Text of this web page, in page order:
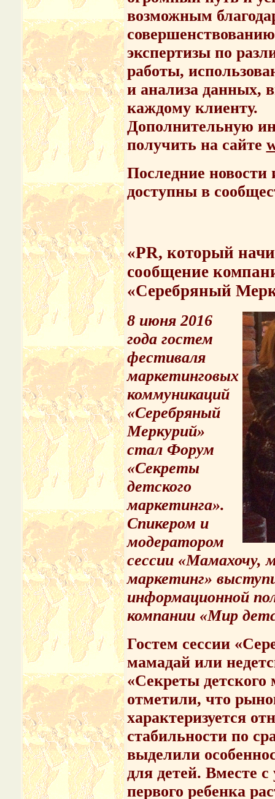
возможным
экспертизы по
работы,
и анализа данных,
каждому клиенту.
Дополнительную
получить на сайте
Последние
доступны в
«PR, который
сообщение
«Серебряный
8 июня 2016
года гостем
фестиваля
маркетинговых
коммуникаций
«Серебряный
Меркурий»
стал Форум
«Секреты
детского
маркетинга».
Спикером и
модератором
сессии «Мамахочу,
маркетинг»
информационной
компании «Мир
Гостем сессии
мамадай или
«Секреты
отметили, что
характеризуется
стабильности по
выделили
для детей. Вместе
первого ребенка